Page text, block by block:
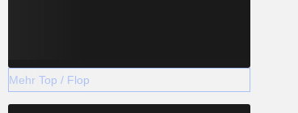
Mehr Top / Flop